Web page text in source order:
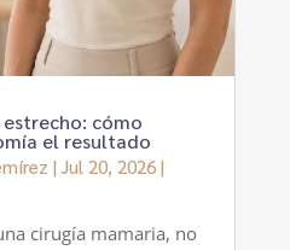
cómo
el resultado
| Jul 20, 2026|
cirugía mamaria, no